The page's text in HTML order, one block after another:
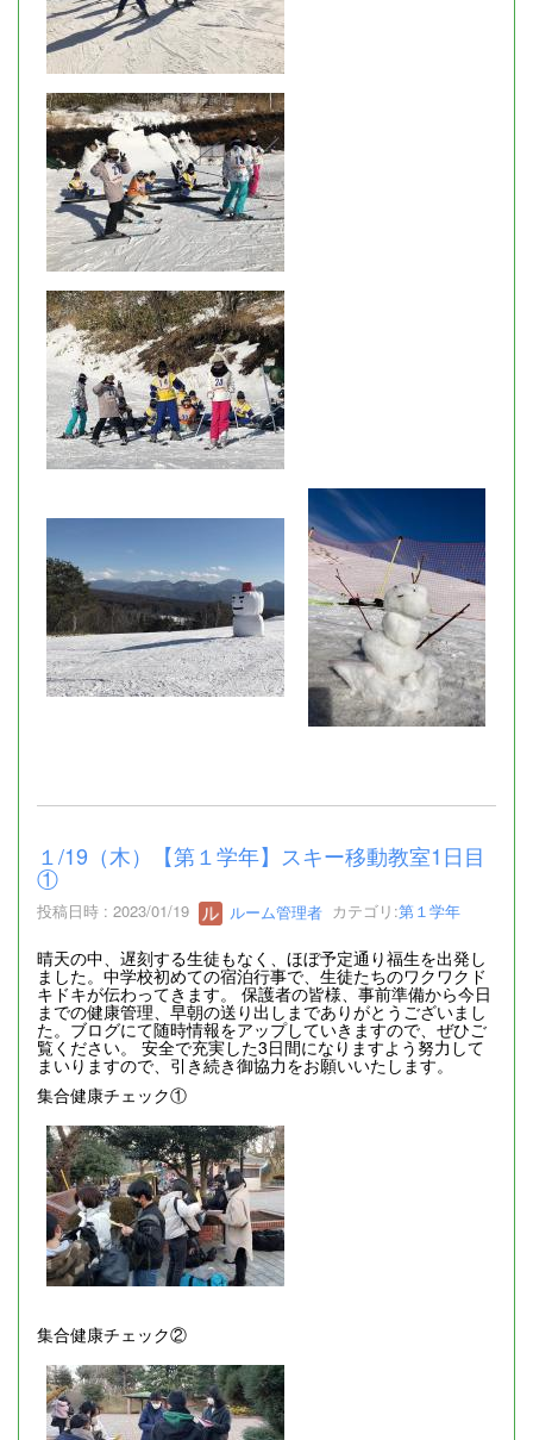
１/19（木）【第１学年】スキー移動教室1日目
①
投稿日時 : 2023/01/19 ルーム管理者 カテゴリ:第１学年
晴天の中、遅刻する生徒もなく、ほぼ予定通り福生を出発し
ました。中学校初めての宿泊行事で、生徒たちのワクワクド
キドキが伝わってきます。 保護者の皆様、事前準備から今日
までの健康管理、早朝の送り出しまでありがとうございまし
た。ブログにて随時情報をアップしていきますので、ぜひご
覧ください。 安全で充実した3日間になりますよう努力して
まいりますので、引き続き御協力をお願いいたします。
集合健康チェック①
集合健康チェック②